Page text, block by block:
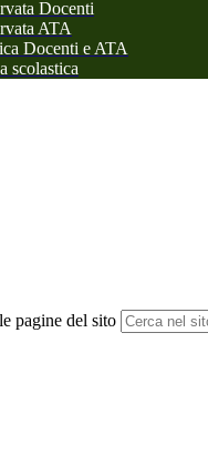
Docenti
ATA
Docenti e ATA
scolastica
pagine del sito